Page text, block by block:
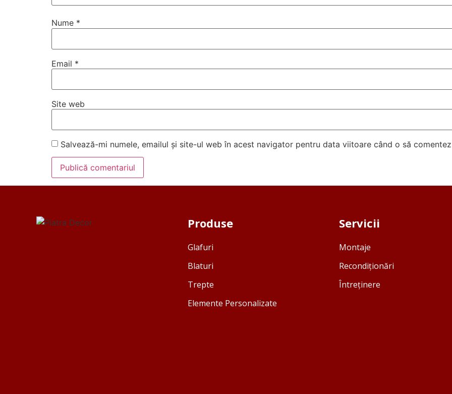
Nume *
Email *
Site web
Salvează-mi numele, emailul și site-ul web în acest navigator pentru data viitoare când o să
Produse
Glafuri
Blaturi
Trepte
Elemente Personalizate
Servicii
Montaje
Recondiționări
Întreținere